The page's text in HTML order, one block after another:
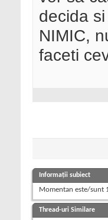
decida
NIMIC,
faceti
Informații subiect
Momentan este/sunt
Thread-uri Similare